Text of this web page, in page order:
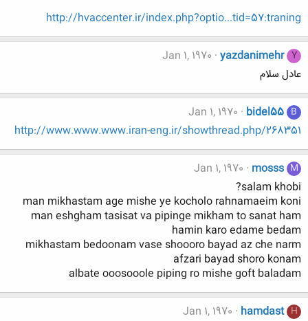
http://hvaccenter.ir/index.php?optio...tid=57:traning
Y
yazdanimehr
Jan 1, 1970
عادل سلام
B
bidel55
Jan 1, 1970
http://www.www.www.iran-eng.ir/showthread.php/268351
M
mosss
Jan 1, 1970
salam khobi?
man mikhastam age mishe ye kocholo rahnamaeim koni
man eshgham tasisat va pipinge mikham to sanat ham
hamin karo edame bedam
mikhastam bedoonam vase shoooro bayad az che narm
afzari bayad shoro konam
albate ooosooole piping ro mishe goft baladam
H
hamdast
Jan 1, 1970